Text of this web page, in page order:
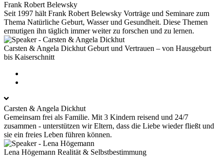
Frank Robert Belewsky
Seit 1997 hält Frank Robert Belewsky Vorträge und Seminare zum
Thema Natürliche Geburt, Wasser und Gesundheit. Diese Themen
ermutigen ihn täglich immer weiter zu forschen und zu lernen.
Carsten & Angela Dickhut Geburt und Vertrauen – von Hausgeburt
bis Kaiserschnitt
Carsten & Angela Dickhut
Gemeinsam frei als Familie. Mit 3 Kindern reisend und 24/7
zusammen - unterstützen wir Eltern, dass die Liebe wieder fließt und
sie ein freies Leben führen können.
Lena Högemann Realität & Selbstbestimmung